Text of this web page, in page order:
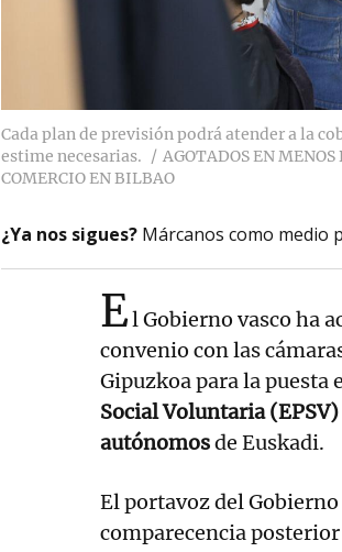
Cada plan de previsión podrá atender a la
estime necesarias.
AGOTADOS EN
COMERCIO EN BILBAO
¿Ya nos sigues? Márcanos como medio
El Gobierno vasco ha
convenio con las
Gipuzkoa para la puesta
Social Voluntaria
autónomosde Euskadi.
El portavoz del Gobierno
comparecencia